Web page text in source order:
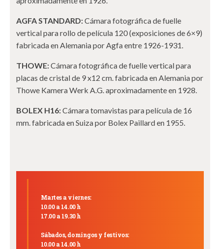
AGFA STANDARD:Cámara fotográfica de fuelle
vertical para rollo de película 120 (exposiciones de 6×9)
fabricada en Alemania por Agfa entre 1926-1931.
THOWE:Cámara fotográfica de fuelle vertical para
placas de cristal de 9 x12 cm. fabricada en Alemania por
Thowe Kamera Werk A.G. aproximadamente en 1928.
BOLEX H16:Cámara tomavistas para película de 16
mm. fabricada en Suiza por Bolex Paillard en 1955.
Martes a viernes:
10.00 a 14.00 h
17.00 a 19.30 h
Sábados, domingos y festivos:
10.00 a 14.00 h